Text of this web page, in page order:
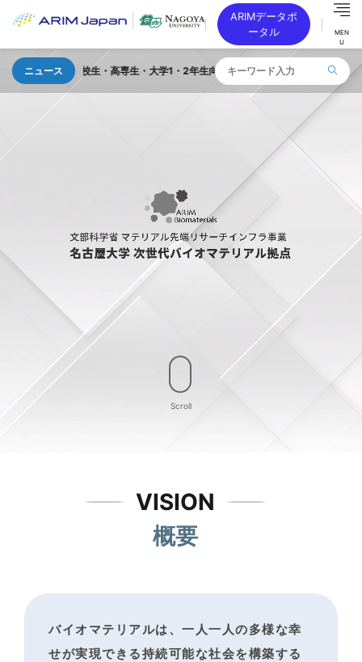
ARIMデータポ
ータル
MEN
U
ニュース
高校生・高専生・大学1・2年生向け 「TOKAI SEMICON DAY」を 2026年
Scroll
VISION
概要
バイオマテリアルは、一人一人の多様な幸
せが実現できる持続可能な社会を構築する